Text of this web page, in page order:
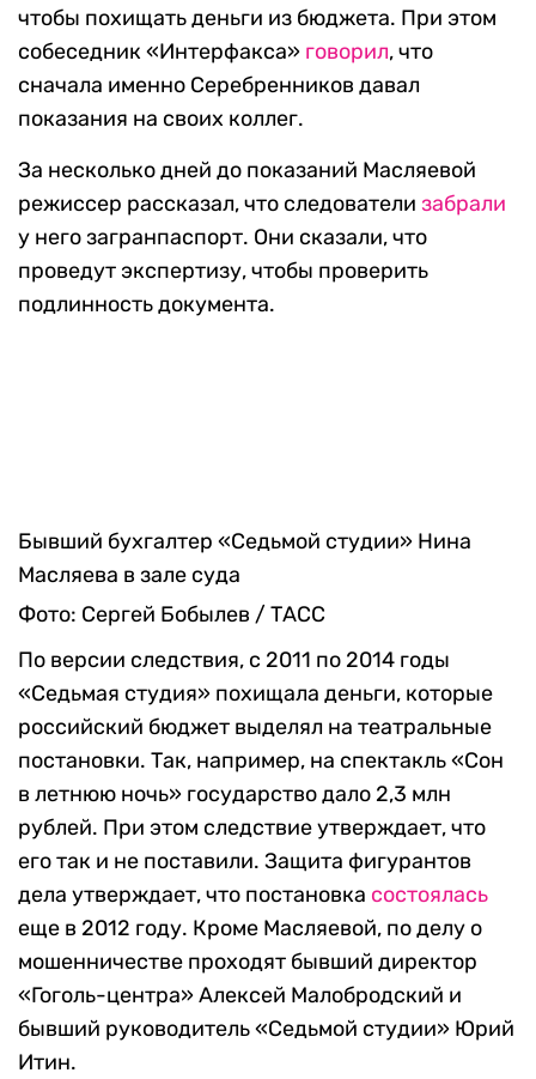
чтобы похищать деньги из бюджета. При этом
собеседник «Интерфакса» говорил, что
сначала именно Серебренников давал
показания на своих коллег.
За несколько дней до показаний Масляевой
режиссер рассказал, что следователи забрали
у него загранпаспорт. Они сказали, что
проведут экспертизу, чтобы проверить
подлинность документа.
Бывший бухгалтер «Седьмой студии» Нина
Масляева в зале суда
Фото: Сергей Бобылев / ТАСС
По версии следствия, с 2011 по 2014 годы
«Седьмая студия» похищала деньги, которые
российский бюджет выделял на театральные
постановки. Так, например, на спектакль «Сон
в летнюю ночь» государство дало 2,3 млн
рублей. При этом следствие утверждает, что
его так и не поставили. Защита фигурантов
дела утверждает, что постановка состоялась
еще в 2012 году. Кроме Масляевой, по делу о
мошенничестве проходят бывший директор
«Гоголь-центра» Алексей Малобродский и
бывший руководитель «Седьмой студии» Юрий
Итин.